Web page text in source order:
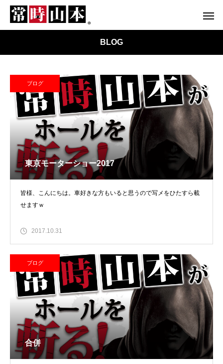
BLOG
ブログ
東京モーターショー2017
皆様、こんにちは。車好きな方もいると思うので写メをひたすら載
2017.10.31
ブログ
合併